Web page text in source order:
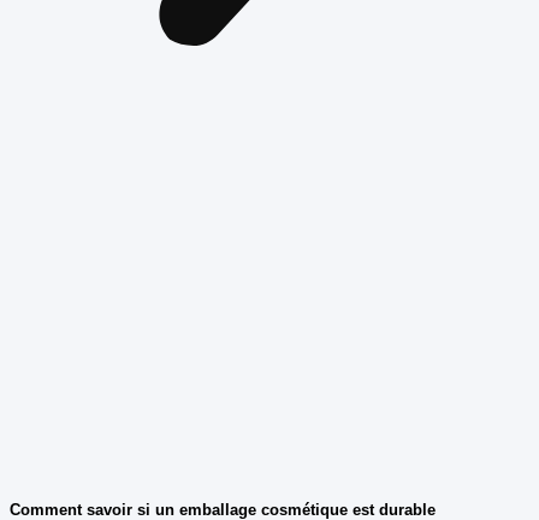
Comment savoir si un emballage cosmétique est durable